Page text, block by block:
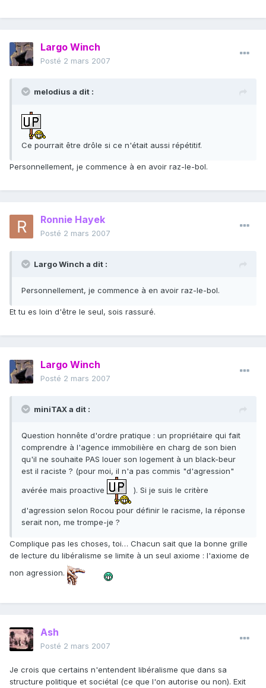
Largo Winch
Posté 2 mars 2007
melodius a dit :
Ce pourrait être drôle si ce n'était aussi répétitif.
Personnellement, je commence à en avoir raz-le-bol.
Ronnie Hayek
Posté 2 mars 2007
Largo Winch a dit :
Personnellement, je commence à en avoir raz-le-bol.
Et tu es loin d'être le seul, sois rassuré.
Largo Winch
Posté 2 mars 2007
miniTAX a dit :
Question honnête d'ordre pratique : un propriétaire qui fait
comprendre à l'agence immobilière en charg de son bien
qu'il ne souhaite PAS louer son logement à un black-beur
est il raciste ? (pour moi, il n'a pas commis "d'agression"
avérée mais proactive
). Si je suis le critère
d'agression selon Rocou pour définir le racisme, la réponse
serait non, me trompe-je ?
Complique pas les choses, toi… Chacun sait que la bonne grille
de lecture du libéralisme se limite à un seul axiome : l'axiome de
non agression.
Ash
Posté 2 mars 2007
Je crois que certains n'entendent libéralisme que dans sa
structure politique et sociétal (ce que l'on autorise ou non). Exit